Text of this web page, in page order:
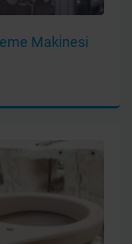
Maki̇nesi